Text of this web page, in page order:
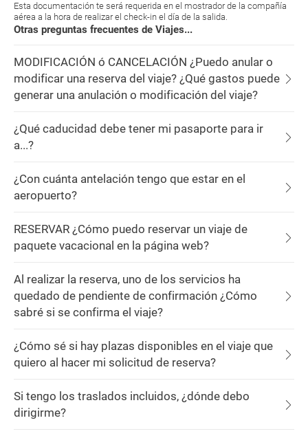
Esta documentación te será requerida en el mostrador de la compañía
aérea a la hora de realizar el check-in el día de la salida.
Otras preguntas frecuentes de Viajes...
MODIFICACIÓN ó CANCELACIÓN ¿Puedo anular o
modificar una reserva del viaje? ¿Qué gastos puede
generar una anulación o modificación del viaje?
¿Qué caducidad debe tener mi pasaporte para ir
a...?
¿Con cuánta antelación tengo que estar en el
aeropuerto?
RESERVAR ¿Cómo puedo reservar un viaje de
paquete vacacional en la página web?
Al realizar la reserva, uno de los servicios ha
quedado de pendiente de confirmación ¿Cómo
sabré si se confirma el viaje?
¿Cómo sé si hay plazas disponibles en el viaje que
quiero al hacer mi solicitud de reserva?
Si tengo los traslados incluidos, ¿dónde debo
dirigirme?